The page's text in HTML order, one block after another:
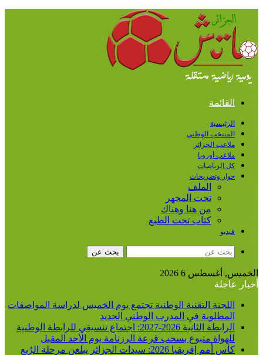
القائمة
الرئيسية
المنتخب الوطني
ملاعب الجزائر
ملاعب أوروبا
كل الرياضات
حوار وتصريحات
الملف
تحت المجهر
من هنا وهناك
كتاب تحت الطبع
فيديو
بحث عن
الخميس, أغسطس 6 2026
أخبار عاجلة
اللجنة التقنية الوطنية تجتمع يوم الخميس لدراسة المواصفات
المطلوبة في المدرب الوطني الجديد
الرابطة الثانية 2026-2027: اجتماع تنسيقي للرابطة الوطنية
للهواة متبوع بسحب قرعة الرزنامة يوم الأحد المقبل
كأس أمم إفريقيا 2026: سيدات الجزائر يبلغن مرحلة الرُبع